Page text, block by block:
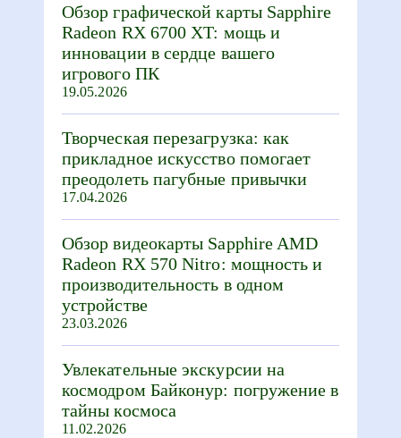
Обзор графической карты Sapphire
Radeon RX 6700 XT: мощь и
инновации в сердце вашего
игрового ПК
19.05.2026
Творческая перезагрузка: как
прикладное искусство помогает
преодолеть пагубные привычки
17.04.2026
Обзор видеокарты Sapphire AMD
Radeon RX 570 Nitro: мощность и
производительность в одном
устройстве
23.03.2026
Увлекательные экскурсии на
космодром Байконур: погружение в
тайны космоса
11.02.2026